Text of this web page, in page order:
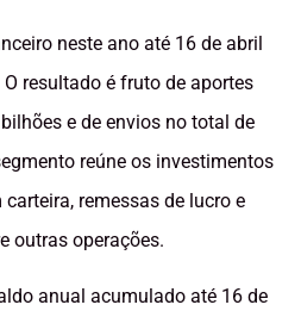
neste ano até 16 de abril
resultado é fruto de aportes
e de envios no total de
reúne os investimentos
remessas de lucro e
outras operações.
anual acumulado até 16 de